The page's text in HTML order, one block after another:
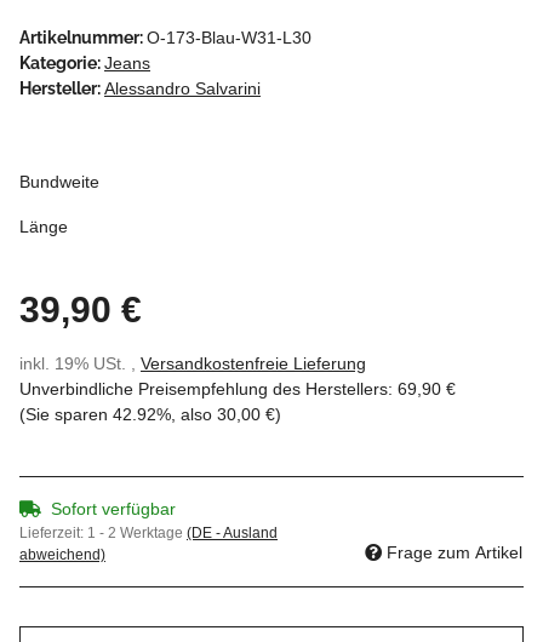
Artikelnummer:O-173-Blau-W31-L30
Kategorie:Jeans
Hersteller:Alessandro Salvarini
Bundweite
Länge
39,90 €
inkl. 19% USt. , Versandkostenfreie Lieferung
Unverbindliche Preisempfehlung des Herstellers: 69,90 €
(Sie sparen 42.92% , also 30,00 €)
Sofort verfügbar
Lieferzeit: 1 - 2 Werktage (DE - Ausland
abweichend)
Frage zum Artikel